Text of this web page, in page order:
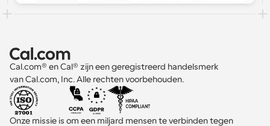
Cal.com® en Cal® zijn een geregistreerd handelsmerk
van Cal.com, Inc. Alle rechten voorbehouden.
Onze missie is om een miljard mensen te verbinden tegen